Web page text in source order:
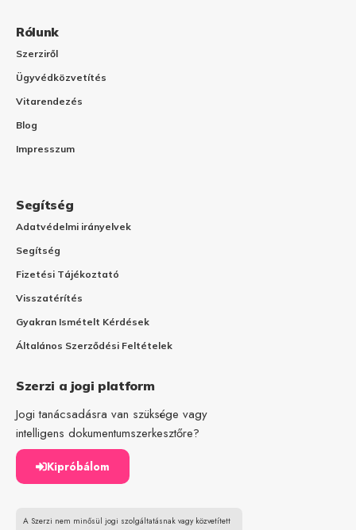
Rólunk
Szerziről
Ügyvédközvetítés
Vitarendezés
Blog
Impresszum
Segítség
Adatvédelmi irányelvek
Segítség
Fizetési Tájékoztató
Visszatérítés
Gyakran Ismételt Kérdések
Általános Szerződési Feltételek
Szerzi a jogi platform
Jogi tanácsadásra van szüksége vagy
intelligens dokumentumszerkesztőre?
Kipróbálom
A Szerzi nem minősül jogi szolgáltatásnak vagy közvetített